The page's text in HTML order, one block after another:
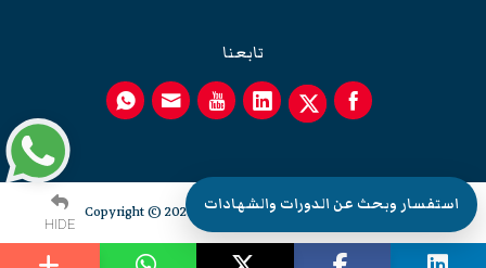
تابعنا
Copyright © 2026 EuroMaTech - All rights reserved.
HIDE
استفسار وبحث عن الدورات والشهادات